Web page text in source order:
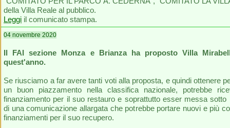
della Villa Reale al pubblico.
Leggi il comunicato stampa.
04 novembre 2020
Il FAI sezione Monza e Brianza ha proposto Villa
quest'anno.
Se riusciamo a far avere tanti voti alla proposta, e quindi ottenere
un buon piazzamento nella classifica nazionale, potrebbe
finanziamento per il suo restauro e soprattutto esser messa sotto
di una comunicazione allargata che potrebbe portare nuovi e più
finanziamenti per il suo recupero.